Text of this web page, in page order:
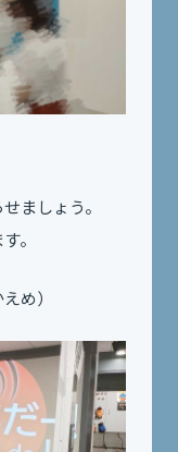
ましょう。
。
め）